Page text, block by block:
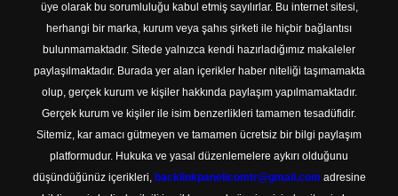
üye olarak bu sorumluluğu kabul etmiş sayılırlar. Bu internet sitesi,
herhangi bir marka, kurum veya şahıs şirketi ile hiçbir bağlantısı
bulunmamaktadır. Sitede yalnızca kendi hazırladığımız makaleler
paylaşılmaktadır. Burada yer alan içerikler haber niteliği taşımamakta
olup, gerçek kurum ve kişiler hakkında paylaşım yapılmamaktadır.
Gerçek kurum ve kişiler ile isim benzerlikleri tamamen tesadüfidir.
Sitemiz, kar amacı gütmeyen ve tamamen ücretsiz bir bilgi paylaşım
platformudur. Hukuka ve yasal düzenlemelere aykırı olduğunu
düşündüğünüz içerikleri, backlinkpanelicomtr@gmail.com adresine